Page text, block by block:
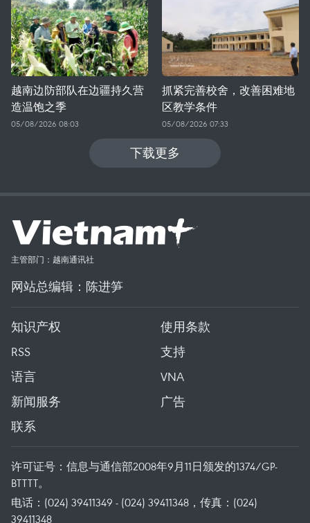
越南边防部队在边疆持久营
造温饱之季
05/08/2026 08:03
抓紧完善校舍，改善困难地
区教学条件
05/08/2026 07:33
下载更多
主管部门：越南通讯社
网站总编辑：陈进笋
知识产权
使用条款
RSS
支持
语言
VNA
新闻服务
广告
联系
许可证号：信息与通信部2008年9月11日颁发的1374/GP-
BTTTT。
电话：(024) 39411349 - (024) 39411348，传真：(024)
39411348